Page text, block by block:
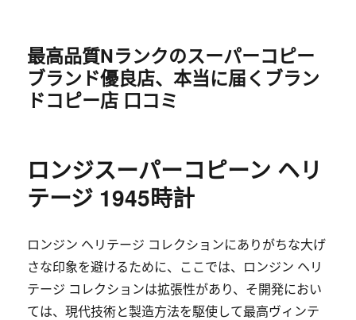
最高品質Nランクのスーパーコピー
ブランド優良店、本当に届くブラン
ドコピー店 口コミ
ロンジスーパーコピーン ヘリ
テージ 1945時計
ロンジン ヘリテージ コレクションにありがちな大げ
さな印象を避けるために、ここでは、ロンジン ヘリ
テージ コレクションは拡張性があり、そ開発におい
ては、現代技術と製造方法を駆使して最高ヴィンテ